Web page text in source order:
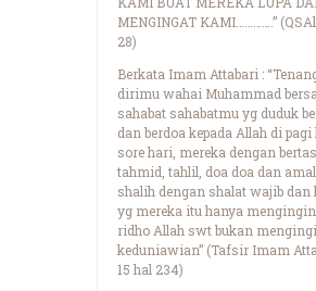
MENGINGAT KAMI………….”
28)
Berkata Imam Attabari :
dirimu wahai Muhammad
sahabat sahabatmu yg duduk
dan berdoa kepada Allah di
sore hari, mereka dengan
tahmid, tahlil, doa doa dan
shalih dengan shalat wajib dan
yg mereka itu hanya
ridho Allah swt bukan
keduniawian” (Tafsir Imam
15 hal 234)